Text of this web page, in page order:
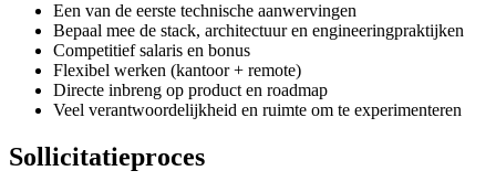
Een van de eerste technische aanwervingen
Bepaal mee de stack, architectuur en engineeringpraktijken
Competitief salaris en bonus
Flexibel werken (kantoor + remote)
Directe inbreng op product en roadmap
Veel verantwoordelijkheid en ruimte om te experimenteren
Sollicitatieproces